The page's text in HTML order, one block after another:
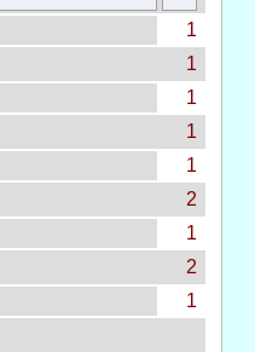
1
1
1
1
1
2
1
2
1